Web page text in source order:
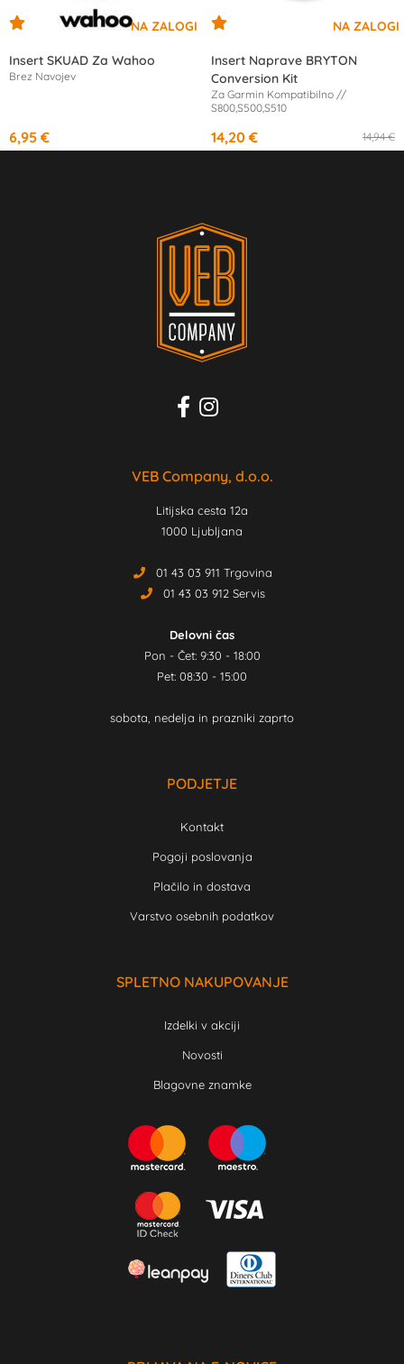
Insert SKUAD Za Wahoo
Brez Navojev
6,95 €
Insert Naprave BRYTON
Conversion Kit
Za Garmin Kompatibilno //
S800,S500,S510
14,94 €
14,20 €
VEB Company, d.o.o.
Litijska cesta 12a
1000 Ljubljana
01 43 03 911 Trgovina
01 43 03 912 Servis
Delovni čas
Pon - Čet: 9:30 - 18:00
Pet: 08:30 - 15:00
sobota, nedelja in prazniki zaprto
PODJETJE
Kontakt
Pogoji poslovanja
Plačilo in dostava
Varstvo osebnih podatkov
SPLETNO NAKUPOVANJE
Izdelki v akciji
Novosti
Blagovne znamke